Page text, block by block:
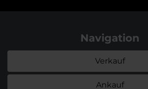
Navigation
Verkauf
Ankauf